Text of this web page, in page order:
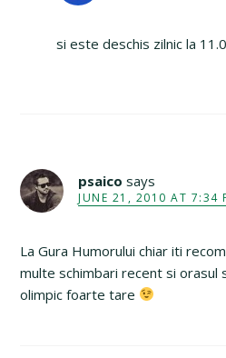
si este deschis zilnic la
psaico says
JUNE 21, 2010 AT 7:34
La Gura Humorului chiar iti
multe schimbari recent si orasul
olimpic foarte tare